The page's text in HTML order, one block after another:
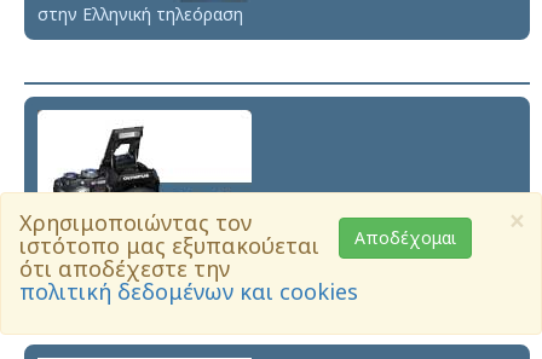
×
Αποδέχομαι
Χρησιμοποιώντας τον
ιστότοπο μας εξυπακούεται
ότι αποδέχεστε την
πολιτική δεδομένων και cookies
στην Ελληνική τηλεόραση